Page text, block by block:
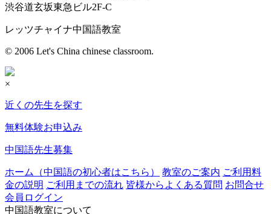
渋谷道玄坂東急ビル2F-C
レッツチャイナ中国語教室
© 2006 Let's China chinese classroom.
×
近くの先生を探す
無料体験お申込み
中国語先生募集
ホーム（中国語の初心者はこちら） 教室のご案内 ご利用料
金の説明 ご利用までの流れ 皆様からよくある質問 お問合せ
会員ログイン
中国語教室について